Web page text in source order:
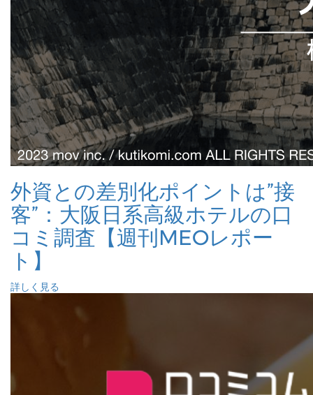
外資との差別化ポイントは”接
客”：大阪日系高級ホテルの口
コミ調査【週刊MEOレポー
ト】
詳しく見る